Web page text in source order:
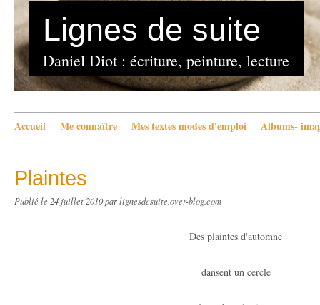
Lignes de suite
Daniel Diot : écriture, peinture, lecture
Accueil Me connaître Mes textes modes d'emploi Albums-
Plaintes
Publié le 24 juillet 2010par lignesdesuite.over-blog.com
Des plaintes d'automne
dansent un cercle